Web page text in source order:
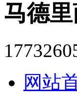
马德
网站